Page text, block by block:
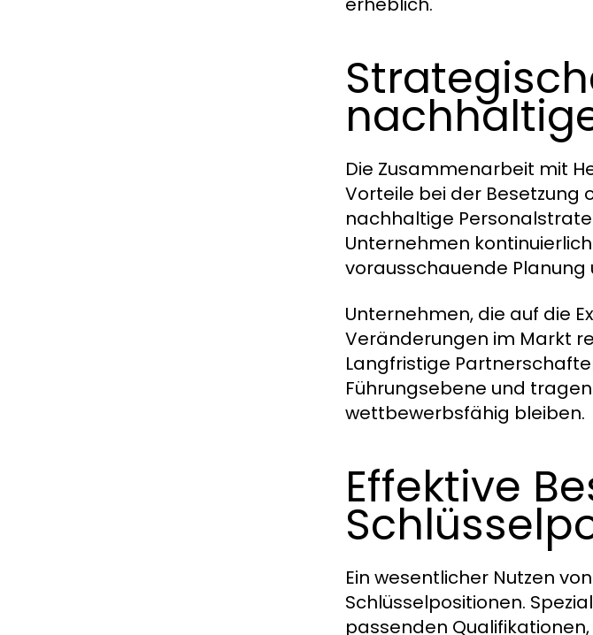
Die Zusammenarbeit mit
Vorteile bei der Besetzung
nachhaltige
Unternehmen
vorausschauende Planung
Unternehmen, die auf die
Veränderungen im Markt
Langfristige
Führungsebene und
wettbewerbsfähig bleiben.
Effektive
Ein wesentlicher Nutzen
Schlüsselpositionen.
passenden